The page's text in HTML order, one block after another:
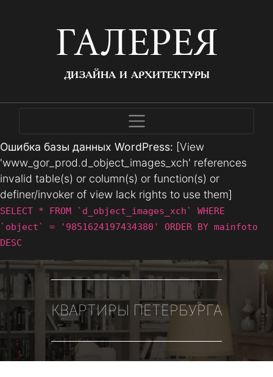
ГАЛЕРЕЯ
ДИЗАЙНА И АРХИТЕКТУРЫ
Ошибка базы данных WordPress: [View
'www_gor_prod.d_object_images_xch' references
invalid table(s) or column(s) or function(s) or
definer/invoker of view lack rights to use them]
SELECT * FROM `d_object_images_xch` WHERE
`object` = '9851624197434380' ORDER BY mainfoto
DESC
КВАРТИРЫ ПЕТЕРБУРГА